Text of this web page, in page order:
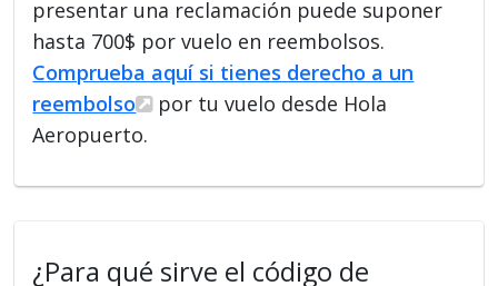
presentar una reclamación puede suponer
hasta 700$ por vuelo en reembolsos.
Comprueba aquí si tienes derecho a un
reembolso
por tu vuelo desde Hola
Aeropuerto.
¿Para qué sirve el código de